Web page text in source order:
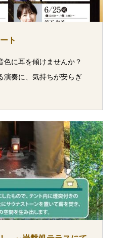
ト
色に耳を傾けませんか？
演奏に、気持ちが安らぎ